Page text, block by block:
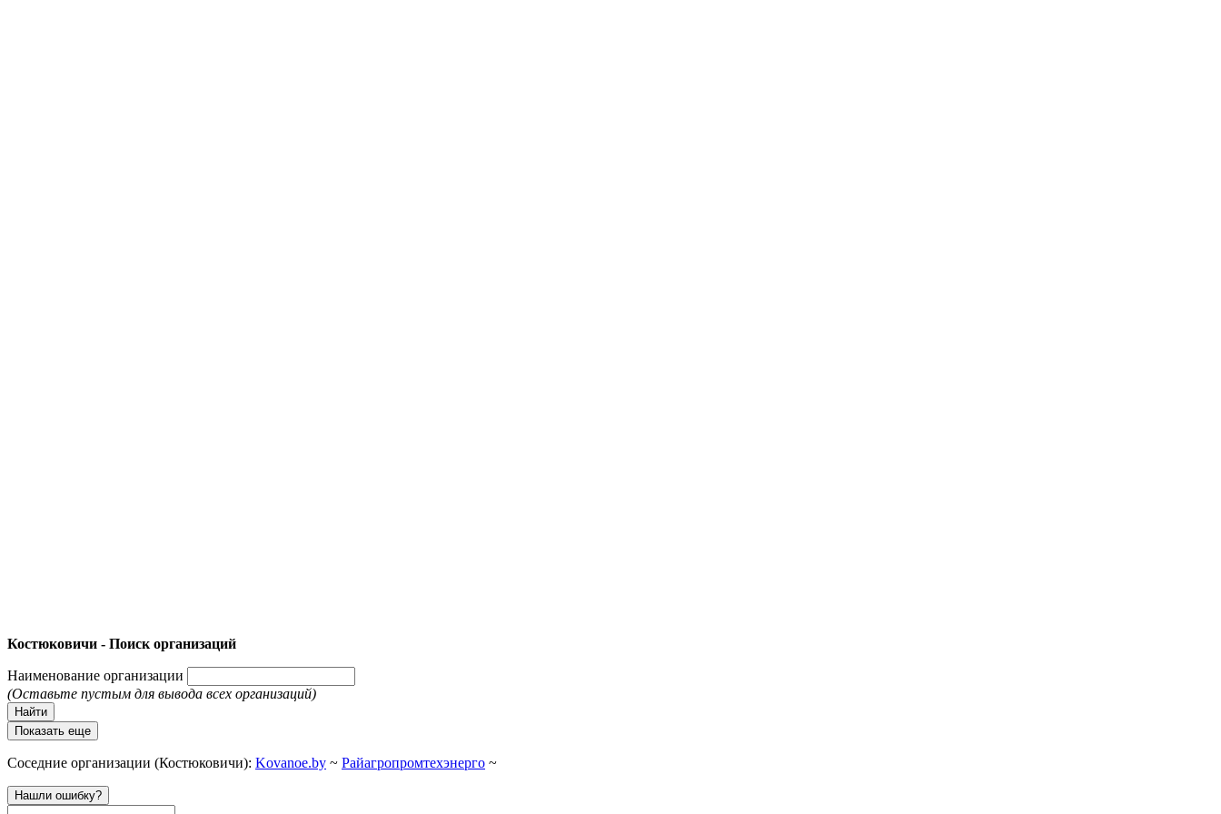
Костюковичи - Поиск организаций
Наименование организации
(Оставьте пустым для вывода всех организаций)
Найти
Показать еще
Соседние организации (Костюковичи): Kovanoe.by ~ Райагропромтехэнерго ~
Нашли ошибку?